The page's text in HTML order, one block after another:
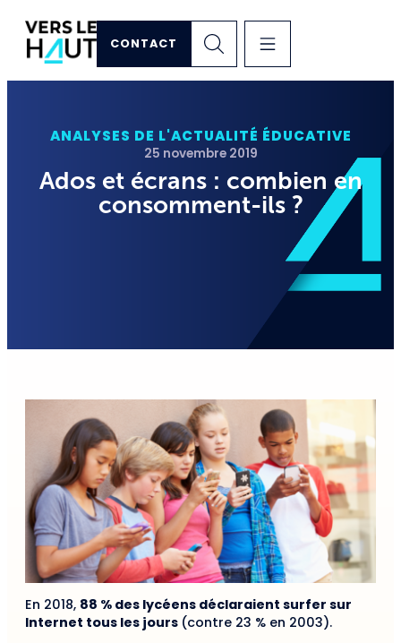
CONTACT
ANALYSES DE L'ACTUALITÉ ÉDUCATIVE
25 novembre 2019
Ados et écrans : combien en
consomment-ils ?
En 2018, 88 % des lycéens déclaraient surfer sur
Internet tous les jours (contre 23 % en 2003).